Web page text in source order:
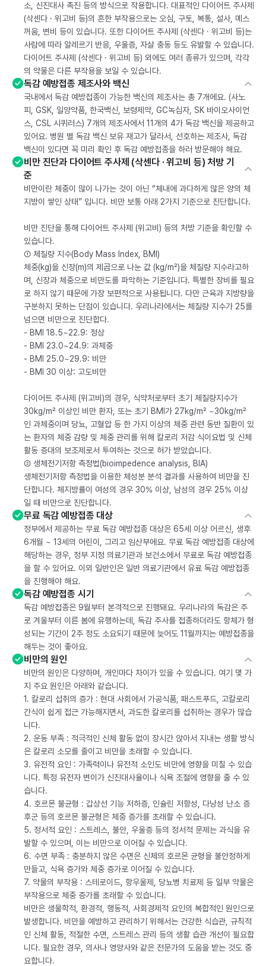
소, 신진대사 촉진 등의 방식으로 작용합니다. 대표적인 다이어트 주사제
(삭센다 · 위고비 등)의 흔한 부작용으로는 오심, 구토, 복통, 설사, 메스
꺼움, 변비 등이 있습니다. 또한 다이어트 주사제 (삭센다 · 위고비 등)는
사람에 따라 알레르기 반응, 우울증, 자살 충동 등도 유발할 수 있습니다.
다이어트 주사제 (삭센다 · 위고비 등) 외에도 여러 종류가 있으며, 각각
의 약물은 다른 부작용을 보일 수 있습니다.
독감 예방접종 제조사와 백신
국내에서 독감 예방접종이 가능한 백신의 제조사는 총 7개에요. (사노
피, GSK, 일양약품, 한국백신, 보령제약, GC녹십자, SK 바이오사이언
스, CSL 시퀴러스) 7개의 제조사에서 11개의 4가 독감 백신을 제공하고
있어요. 병원 별 독감 백신 보유 재고가 달라서, 선호하는 제조사, 독감
백신이 있다면 꼭 미리 확인 후 독감 예방접종을 하러 방문해야 해요.
비만 진단과 다이어트 주사제 (삭센다 · 위고비 등) 처방 기
준
비만이란 체중이 많이 나가는 것이 아닌 “체내에 과다하게 많은 양의 체
지방이 쌓인 상태” 입니다. 비만 보통 아래 2가지 기준으로 진단합니다.
비만 진단을 통해 다이어트 주사제 (위고비) 등의 처방 기준을 확인할 수
있습니다.
① 체질량 지수(Body Mass Index, BMI)
체중(kg)을 신장(m)의 제곱으로 나눈 값 (kg/m²)을 체질량 지수라고하
며, 신장과 체중으로 비만도를 파악하는 기준입니다. 특별한 장비를 필요
로 하지 않기 때문에 가장 보편적으로 사용됩니다. 다만 근육과 지방량을
구분하지 못하는 단점이 있습니다. 우리나라에서는 체질량 지수가 25를
넘으면 비만으로 진단합다.
- BMI 18.5~22.9: 정상
- BMI 23.0~24.9: 과체중
- BMI 25.0~29.9: 비만
- BMI 30 이상: 고도비만
다이어트 주사제 (위고비)의 경우, 식약처로부터 초기 체질량지수가
30kg/m² 이상인 비만 환자, 또는 초기 BMI가 27kg/m² ~30kg/m²
인 과체중이며 당뇨, 고혈압 등 한 가지 이상의 체중 관련 동반 질환이 있
는 환자의 체중 감량 및 체중 관리를 위해 칼로리 저감 식이요법 및 신체
활동 증대의 보조제로서 투여하는 것으로 허가 받았습니다.
② 생체전기저항 측정법(bioimpedence analysis, BIA)
생체전기저항 측정법을 이용한 체성분 분석 결과를 사용하여 비만을 진
단합니다. 체지방률이 여성의 경우 30% 이상, 남성의 경우 25% 이상
일 때 비만으로 진단합니다.
무료 독감 예방접종 대상
정부에서 제공하는 무료 독감 예방접종 대상은 65세 이상 어르신, 생후
6개월 ~ 13세의 어린이, 그리고 임산부에요. 무료 독감 예방접종 대상에
해당하는 경우, 정부 지정 의료기관과 보건소에서 무료로 독감 예방접종
을 할 수 있어요. 이외 일반인은 일반 의료기관에서 유료 독감 예방접종
을 진행해야 해요.
독감 예방접종 시기
독감 예방접종은 9월부터 본격적으로 진행돼요. 우리나라의 독감은 주
로 겨울부터 이른 봄에 유행하는데, 독감 주사를 접종하더라도 항체가 형
성되는 기간이 2주 정도 소요되기 때문에 늦어도 11월까지는 예방접종을
해두는 것이 좋아요.
비만의 원인
비만의 원인은 다양하며, 개인마다 차이가 있을 수 있습니다. 여기 몇 가
지 주요 원인은 아래와 같습니다.
1. 칼로리 섭취의 증가 : 현대 사회에서 가공식품, 패스트푸드, 고칼로리
간식이 쉽게 접근 가능해지면서, 과도한 칼로리를 섭취하는 경우가 많습
니다.
2. 운동 부족 : 적극적인 신체 활동 없이 장시간 앉아서 지내는 생활 방식
은 칼로리 소모를 줄이고 비만을 초래할 수 있습니다.
3. 유전적 요인 : 가족력이나 유전적 소인도 비만에 영향을 미칠 수 있습
니다. 특정 유전자 변이가 신진대사율이나 식욕 조절에 영향을 줄 수 있
습니다.
4. 호르몬 불균형 : 갑상선 기능 저하증, 인슐린 저항성, 다낭성 난소 증
후군 등의 호르몬 불균형은 체중 증가를 초래할 수 있습니다.
5. 정서적 요인 : 스트레스, 불안, 우울증 등의 정서적 문제는 과식을 유
발할 수 있으며, 이는 비만으로 이어질 수 있습니다.
6. 수면 부족 : 충분하지 않은 수면은 신체의 호르몬 균형을 불안정하게
만들고, 식욕 증가와 체중 증가로 이어질 수 있습니다.
7. 약물의 부작용 : 스테로이드, 항우울제, 당뇨병 치료제 등 일부 약물은
부작용으로 체중 증가를 초래할 수 있습니다.
비만은 생물학적, 환경적, 행동적, 사회경제적 요인의 복합적인 원인으로
발생합니다. 비만을 예방하고 관리하기 위해서는 건강한 식습관, 규칙적
인 신체 활동, 적절한 수면, 스트레스 관리 등의 생활 습관 개선이 필요합
니다. 필요한 경우, 의사나 영양사와 같은 전문가의 도움을 받는 것도 중
요합니다.